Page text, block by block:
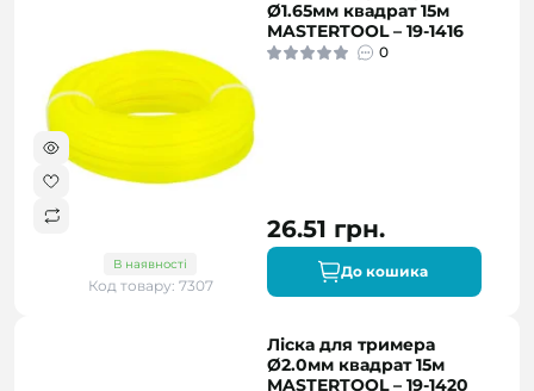
В наявності
Код товару: 7307
Ø1.65мм квадрат 15м
MASTERTOOL – 19-1416
0
26.51 грн.
До кошика
Ліска для тримера
Ø2.0мм квадрат 15м
MASTERTOOL – 19-1420